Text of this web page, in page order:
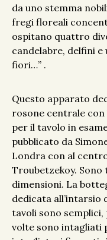
da uno stemma
fregi floreali
ospitano quattro
candelabre, delfini
fiori…” .
Questo apparato
rosone centrale
per il tavolo in
pubblicato da
Londra con al
Troubetzekoy.
dimensioni. La
dedicata all’intarsio
tavoli sono
volte sono intagliati